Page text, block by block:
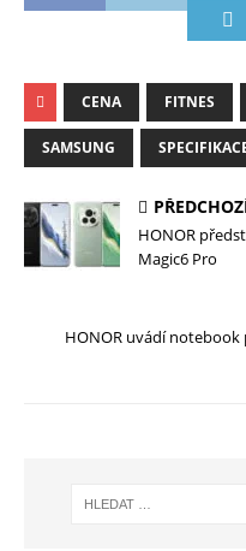
CENA FITNES
SAMSUNG
HONOR
Magic6 Pro
HONOR uvádí notebook